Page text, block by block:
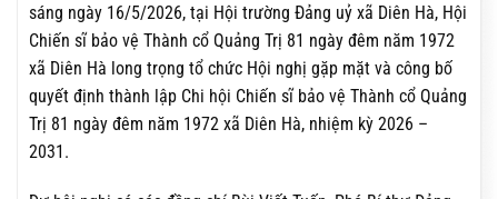
sáng ngày 16/5/2026, tại Hội trường Đảng uỷ xã Diên Hà, Hội
Chiến sĩ bảo vệ Thành cổ Quảng Trị 81 ngày đêm năm 1972
xã Diên Hà long trọng tổ chức Hội nghị gặp mặt và công bố
quyết định thành lập Chi hội Chiến sĩ bảo vệ Thành cổ Quảng
Trị 81 ngày đêm năm 1972 xã Diên Hà, nhiệm kỳ 2026 –
2031.